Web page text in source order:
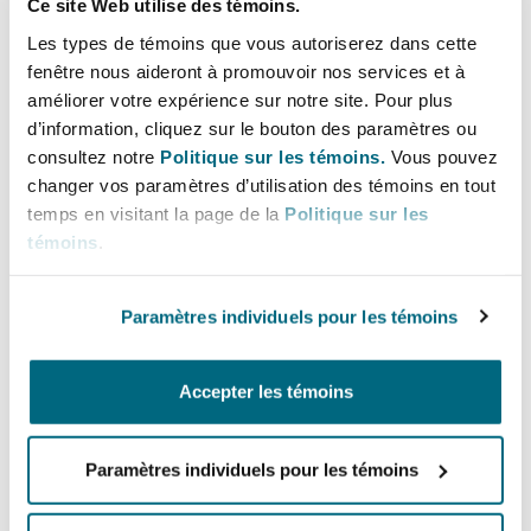
Ce site Web utilise des témoins.
Les types de témoins que vous autoriserez dans cette
fenêtre nous aideront à promouvoir nos services et à
améliorer votre expérience sur notre site. Pour plus
d’information, cliquez sur le bouton des paramètres ou
consultez notre Politique sur les témoins. Vous pouvez
changer vos paramètres d’utilisation des témoins en tout
temps en visitant la page de la Politique sur les
témoins
Paramètres individuels pour les témoins
Accepter les témoins
Paramètres individuels pour les témoins
Entretien, réparation et
Droit aérien commercial
Couverture d’assurance
Droit maritime
Responsabilité du fabricant
Assurance biens
Jersey
The St Botolph Building
Bulletins
Richard advises on a wide range of
liability, coverage, and policy-related
matters.
Lignes directes
+44 (0) 20 7876 6304
richard.manstoff@clydeco.com
Bureau principal
London, The St Botolph Building
+44 (0) 20 7876 5000
+44 333 3000 232